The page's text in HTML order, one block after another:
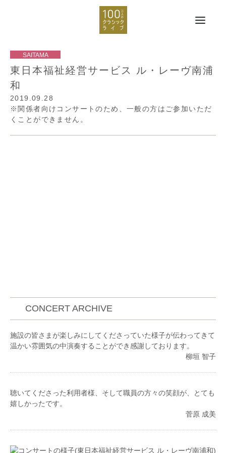
東日本福祉経営サービス ル・レーヴ南浦
和
2019.09.28
※関係者向けコンサートのため、一般の方はご参加いただ
くことができません。
CONCERT ARCHIVE
施設の皆さまが楽しみにしてくださっていた様子が伝わってきて
温かい雰囲気の中演奏することができ感謝しております。
柳垣 智子
聴いてくださった利用者様、そして職員の方々の笑顔が、とても
嬉しかったです。
菅原 成美